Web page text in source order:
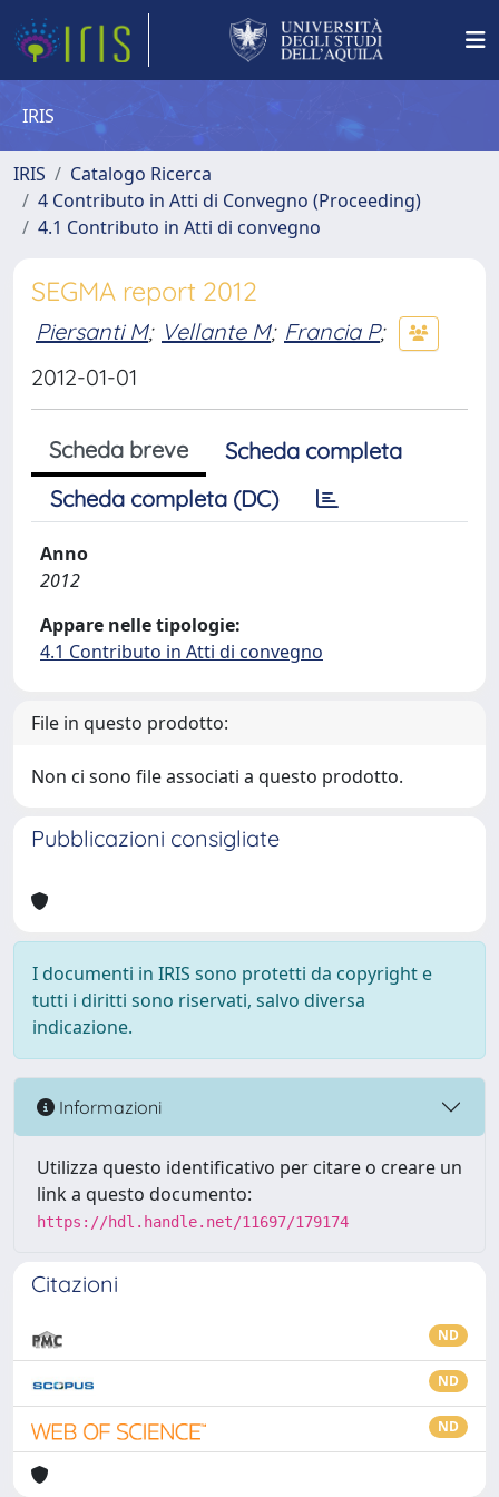
IRIS
IRIS
Catalogo Ricerca
4 Contributo in Atti di Convegno (Proceeding)
4.1 Contributo in Atti di convegno
SEGMA report 2012
Piersanti M; Vellante M; Francia P;
2012-01-01
Scheda breve
Scheda completa
Scheda completa (DC)
Anno
2012
Appare nelle tipologie:
4.1 Contributo in Atti di convegno
File in questo prodotto:
Non ci sono file associati a questo prodotto.
Pubblicazioni consigliate
I documenti in IRIS sono protetti da copyright e
tutti i diritti sono riservati, salvo diversa
indicazione.
Informazioni
Utilizza questo identificativo per citare o creare un
link a questo documento:
https://hdl.handle.net/11697/179174
Citazioni
ND
ND
ND